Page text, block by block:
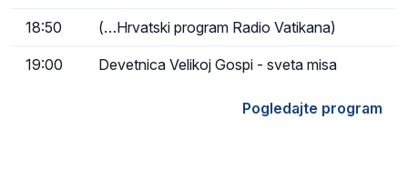
18:50 (…Hrvatski program Radio Vatikana)
19:00 Devetnica Velikoj Gospi - sveta misa
Pogledajte program